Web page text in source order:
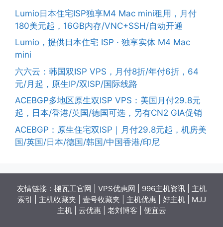
Lumio日本住宅ISP独享M4 Mac mini租用，月付
180美元起，16GB内存/VNC+SSH/自动开通
Lumio，提供日本住宅 ISP · 独享实体 M4 Mac
mini
六六云：韩国双ISP VPS，月付8折/年付6折，64
元/月起，原生IP/双ISP/国际线路
ACEBGP多地区原生双ISP VPS：美国月付29.8元
起，日本/香港/英国/德国可选，另有CN2 GIA促销
ACEBGP：原生住宅双ISP｜月付29.8元起，机房美
国/英国/日本/德国/韩国/中国香港/印尼
友情链接： 搬瓦工官网 VPS优惠网 996主机资讯| 主机
索引
主机收藏夹 壹号收藏夹 主机优惠| 好主机| MJJ
主机| 云优惠| 老刘博客 便宜云